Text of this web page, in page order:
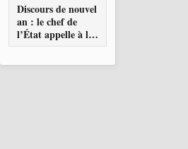
Discours de nouvel
an : le chef de
l’État appelle à la
consolidation en